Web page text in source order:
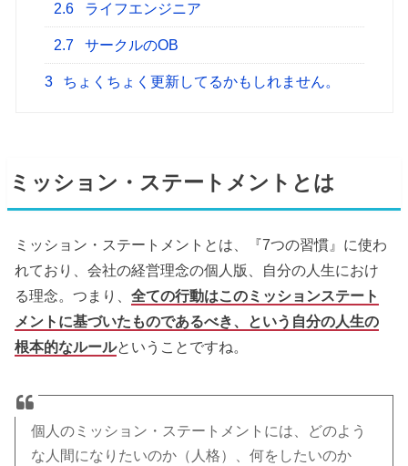
2.6 ライフエンジニア
2.7 サークルのOB
3 ちょくちょく更新してるかもしれません。
ミッション・ステートメントとは
ミッション・ステートメントとは、『7つの習慣』に使わ
れており、会社の経営理念の個人版、自分の人生におけ
る理念。つまり、全ての行動はこのミッションステート
メントに基づいたものであるべき、という自分の人生の
根本的なルールということですね。
個人のミッション・ステートメントには、どのよう
な人間になりたいのか（人格）、何をしたいのか